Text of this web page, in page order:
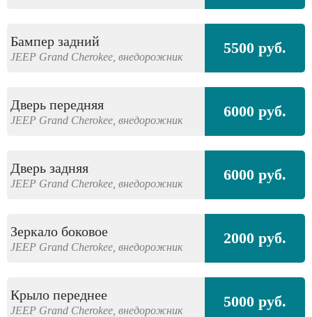
Бампер задний
JEEP Grand Cherokee, внедорожник 5500 руб.
Дверь передняя
JEEP Grand Cherokee, внедорожник 6000 руб.
Дверь задняя
JEEP Grand Cherokee, внедорожник 6000 руб.
Зеркало боковое
JEEP Grand Cherokee, внедорожник 2000 руб.
Крыло переднее
JEEP Grand Cherokee, внедорожник 5000 руб.